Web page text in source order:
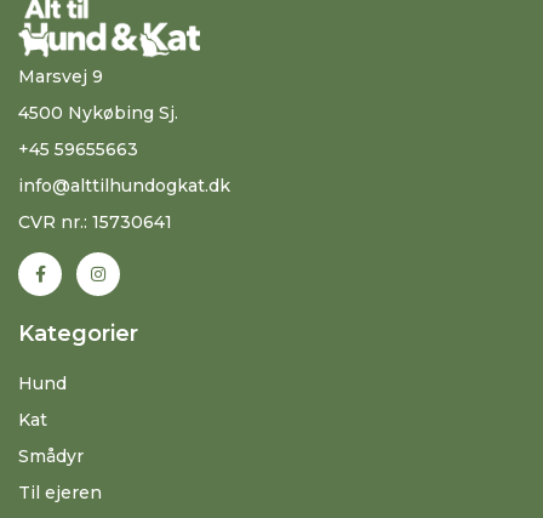
Marsvej 9
4500 Nykøbing Sj.
+45 59655663
info@alttilhundogkat.dk
CVR nr.: 15730641
Kategorier
Hund
Kat
Smådyr
Til ejeren